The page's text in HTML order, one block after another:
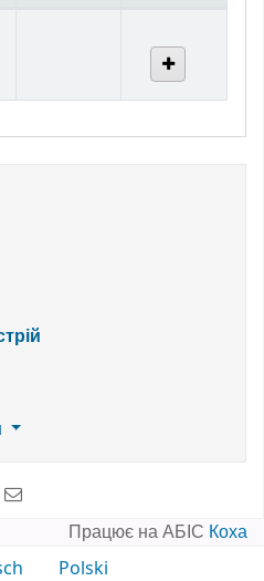
Працює на АБІС Коха
Polski